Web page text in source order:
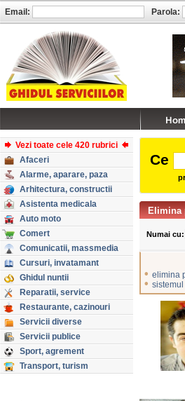
Vezi toate cele 420 rubrici
Afaceri
Alarme, aparare, paza
Arhitectura, constructii
Asistenta medicala
Auto moto
Comert
Comunicatii, massmedia
Cursuri, invatamant
Ghidul nuntii
Reparatii, service
Restaurante, cazinouri
Servicii diverse
Servicii publice
Sport, agrement
Transport, turism
Ce
Elimina
Numai cu:
• elimina
•
Email: Parola: